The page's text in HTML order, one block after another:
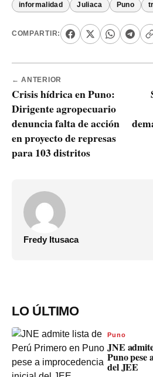
informalidad Juliaca Puno
COMPARTIR:
← ANTERIOR
Crisis hídrica en Puno:
Dirigente agropecuario
denuncia falta de acción
en proyecto de represas
para 103 distritos
Fredy Itusaca
LO ÚLTIMO
Puno
JNE
Puno pese
del JEE